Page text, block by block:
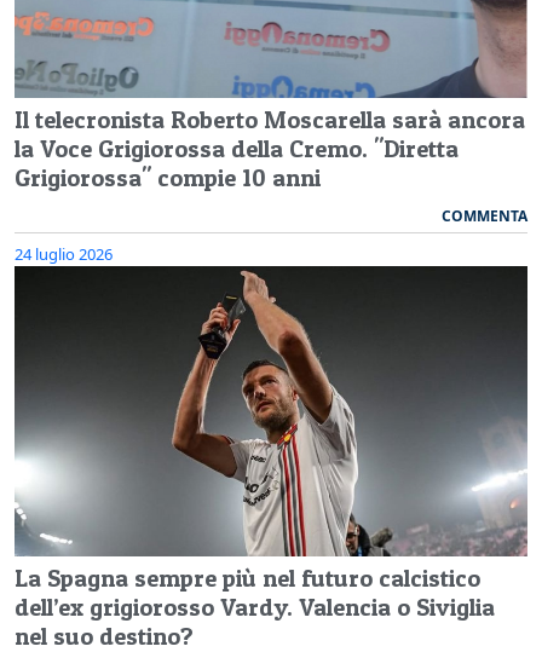
Il telecronista Roberto Moscarella sarà ancora
la Voce Grigiorossa della Cremo. "Diretta
Grigiorossa" compie 10 anni
COMMENTA
24 luglio 2026
La Spagna sempre più nel futuro calcistico
dell’ex grigiorosso Vardy. Valencia o Siviglia
nel suo destino?